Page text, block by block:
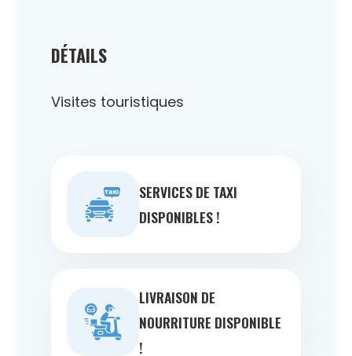
DÉTAILS
Visites touristiques
SERVICES DE TAXI
DISPONIBLES !
LIVRAISON DE
NOURRITURE DISPONIBLE
!